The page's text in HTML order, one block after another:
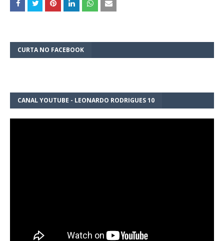
CURTA NO FACEBOOK
CANAL YOUTUBE - LEONARDO RODRIGUES 10